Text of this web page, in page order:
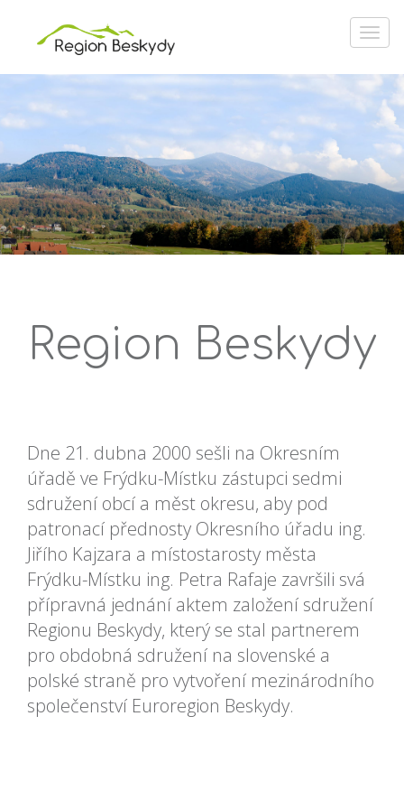
Region Beskydy
Dne 21. dubna 2000 sešli na Okresním
úřadě ve Frýdku-Místku zástupci sedmi
sdružení obcí a měst okresu, aby pod
patronací přednosty Okresního úřadu ing.
Jiřího Kajzara a místostarosty města
Frýdku-Místku ing. Petra Rafaje završili svá
přípravná jednání aktem založení sdružení
Regionu Beskydy, který se stal partnerem
pro obdobná sdružení na slovenské a
polské straně pro vytvoření mezinárodního
společenství Euroregion Beskydy.